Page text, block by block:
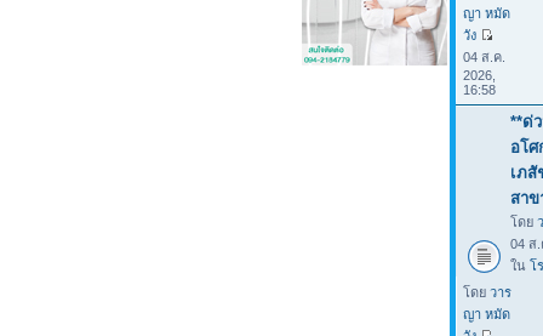
ญา หมัด
วัง
04 ส.ค.
2026,
16:58
**ด่
อโ
เภสั
สาข
โดย
04 ส.
ใน โ
โดย วาร
ญา หมัด